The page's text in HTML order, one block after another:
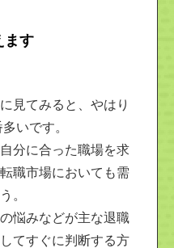
ます
見てみると、やはり
いです。
分に合った職場を求
職市場においても需
。
悩みなどが主な退職
てすぐに判断する方